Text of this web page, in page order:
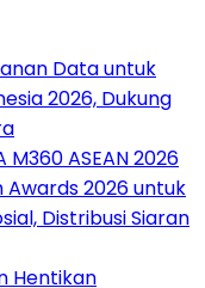
Data untuk
2026, Dukung
ASEAN 2026
Awards 2026 untuk
Distribusi Siaran
Hentikan